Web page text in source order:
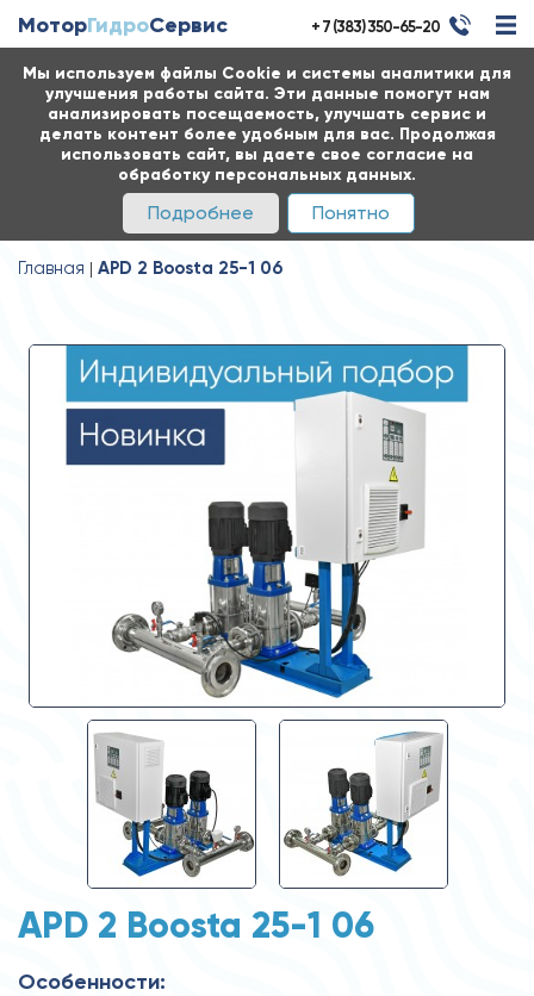
Мы используем файлы Cookie и системы аналитики для
улучшения работы сайта. Эти данные помогут нам
анализировать посещаемость, улучшать сервис и
делать контент более удобным для вас. Продолжая
использовать сайт, вы даете свое согласие на
обработку персональных данных.
Подробнее Понятно
МоторГидроСервис + 7 (383) 350-65-20
Главная APD 2 Boosta 25-1 06
APD 2 Boosta 25-1 06
Особенности: